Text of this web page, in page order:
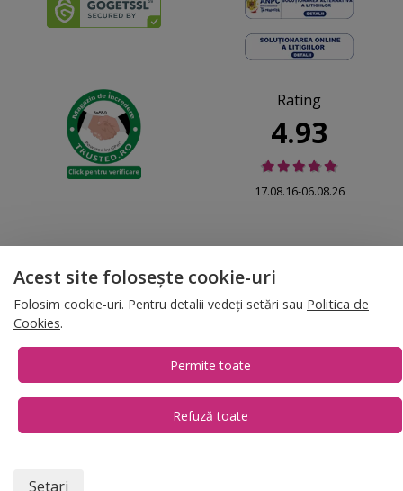
Rating
4.93
17.08.16-06.08.26
• Termene și condiții•Gestionează preferințe cookies
T:+4 0754.069.667
Acest site folosește cookie-uri
Folosim cookie-uri. Pentru detalii vedeți setări sau Politica de
Cookies.
Permite toate
Refuză toate
Setari